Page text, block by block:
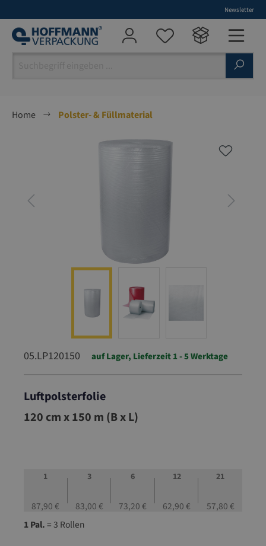
Newsletter
Home
Polster- & Füllmaterial
Bildergalerie überspringen
05.LP120150 auf Lager, Lieferzeit 1 - 5 Werktage
Luftpolsterfolie
05.LP120150
120 cm x 150 m (B x L)
1
87,90 €
3
83,00 €
6
73,20 €
12
62,90 €
21
57,80 €
1 Pal.= 3 Rollen